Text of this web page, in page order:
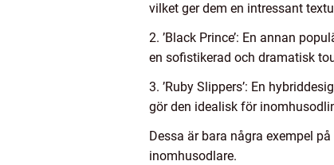
vilket ger dem en intressant
2. ’Black Prince’: En annan
en sofistikerad och dramatisk
3. ’Ruby Slippers’: En
gör den idealisk för
Dessa är bara några exempel
inomhusodlare.